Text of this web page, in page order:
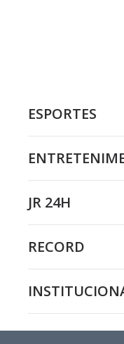
ESPORTES
JR 24H
RECORD